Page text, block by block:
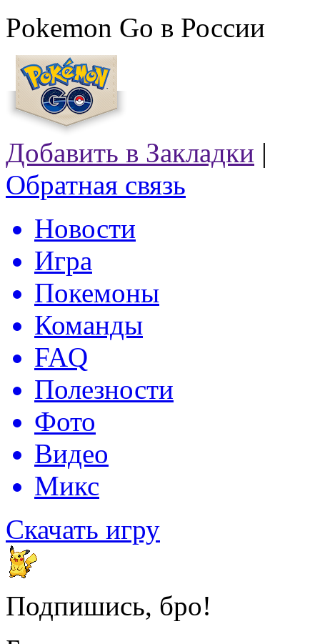
Pokemon Go в России
Добавить в Закладки |
Обратная связь
Новости
Игра
Покемоны
Команды
FAQ
Полезности
Фото
Видео
Микс
Скачать игру
Подпишись, бро!